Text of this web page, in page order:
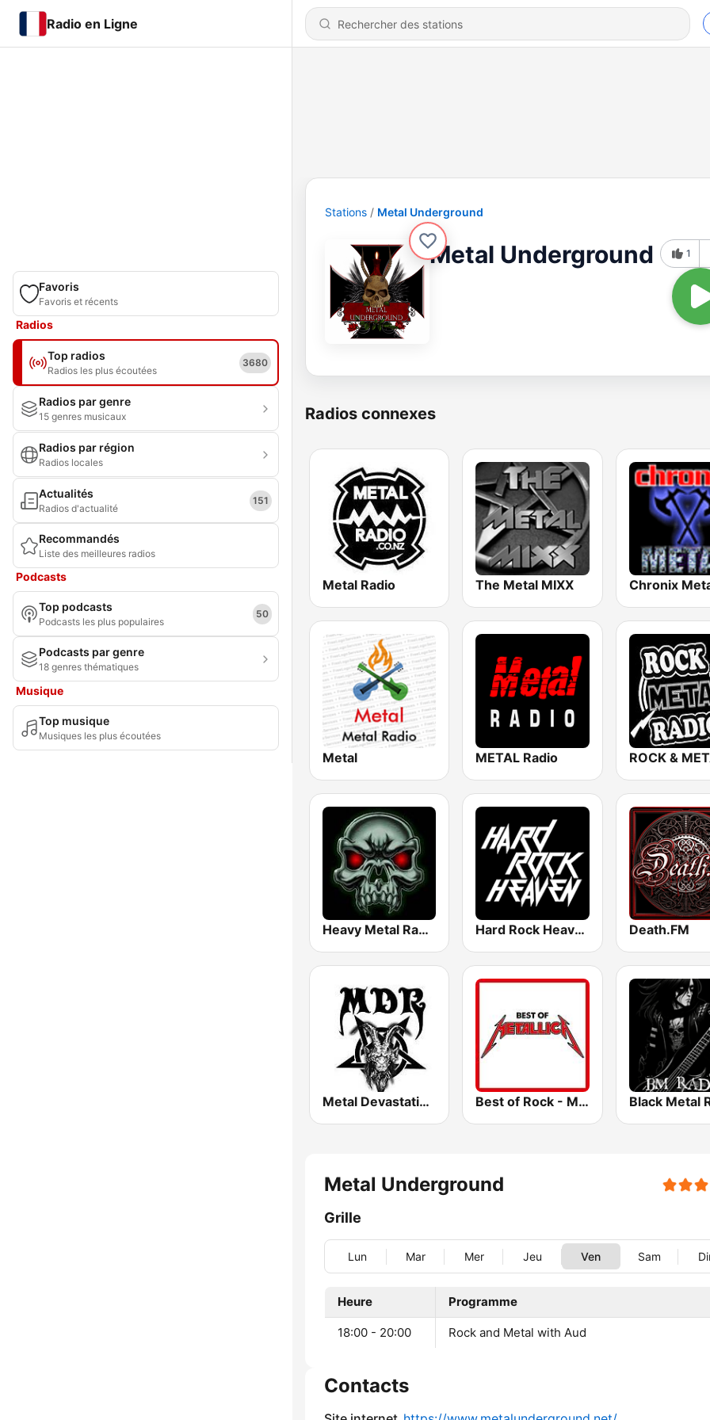
Radio en Ligne
Favoris
Favoris et récents
Radios
Top radios
Radios les plus écoutées
3680
Radios par genre
15 genres musicaux
Radios par région
Radios locales
Actualités
Radios d'actualité
151
Recommandés
Liste des meilleures radios
Podcasts
Top podcasts
Podcasts les plus populaires
50
Podcasts par genre
18 genres thématiques
Musique
Top musique
Musiques les plus écoutées
Stations Metal Underground
Metal Underground 1
Radios connexes
Metal Radio The Metal MIXX Chronix
Metal METAL Radio ROCK &
Heavy Metal Radio Hard Rock Heaven Death.FM
Metal Devastation Radio Best of Rock - Metallica Black Metal
Metal Underground
Grille
Lun Mar Mer Jeu Ven Sam
Heure Programme
18:00 - 20:00 Rock and Metal with Aud
Contacts